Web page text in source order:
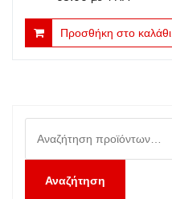
Προσθήκη στο καλάθι
για:
Αναζήτηση